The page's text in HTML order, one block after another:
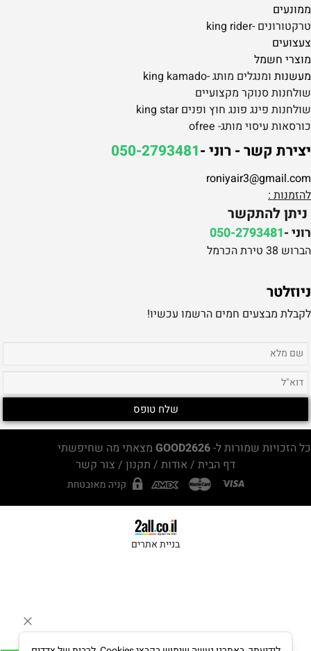
ממונעים
טרקטורונים -king rider
צעצועים
מוצרי חשמל
מעשנות ומנגלים מותג -king kamado
שולחנות סנוקר מקצועיים
שולחנות פינג פונג חוץ ופנים king star
כורסאות עיסוי מותג- ofree
יצירת קשר - רוני -050-2793481
roniyair3@gmail.com
להזמנות :
ניתן להתקשר
רוני -050-2793481
הברוש 38 טירת הכרמל
ניוזלטר
לקבלת מבצעים חמים הרשמו עכשיו!
כל הזכויות שמורות ל-GOOD2626 מצאתי מה שחיפשתי
דף הבית / אודות / תקנון / צור קשר
בניית אתרים